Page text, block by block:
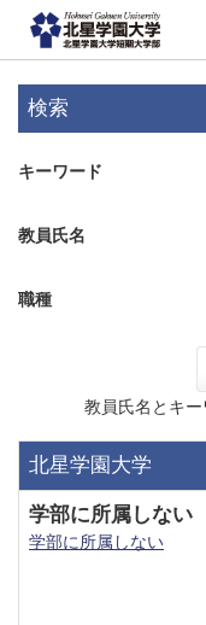
検索
キーワード
教員氏名
職種
教員氏名とキー
北星学園大学
学部に所属しない
学部に所属しない